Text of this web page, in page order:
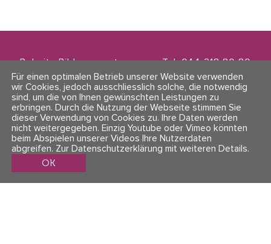
Polarity Bildungszentrum
Zwinglistrasse 21
8004 Zürich
Tel. 044 218 80 80
info@polarity.ch
Kontakt & Info
AGBs
Impressum & Datenschutz
Folge uns
Für einen optimalen Betrieb unserer Website verwenden
wir Cookies, jedoch ausschliesslich solche, die notwendig
sind, um die von Ihnen gewünschten Leistungen zu
erbringen. Durch die Nutzung der Webseite stimmen Sie
dieser Verwendung von Cookies zu. Ihre Daten werden
nicht weitergegeben. Einzig Youtube oder Vimeo könnten
beim Abspielen unserer Videos Ihre Nutzerdaten
abgreifen. Zur Datenschutzerklärung mit weiteren Details.
OK